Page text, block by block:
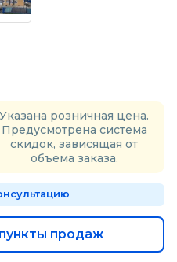
Указана розничная цена.
Предусмотрена система
скидок, зависящая от
объема заказа.
продаж